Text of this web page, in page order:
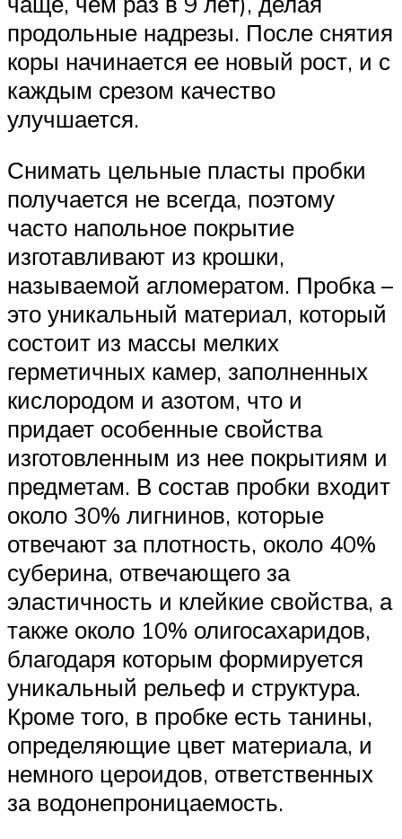
продольные надрезы. После снятия
коры начинается ее новый рост, и с
каждым срезом качество
улучшается.
Снимать цельные пласты пробки
получается не всегда, поэтому
часто напольное покрытие
изготавливают из крошки,
называемой агломератом. Пробка –
это уникальный материал, который
состоит из массы мелких
герметичных камер, заполненных
кислородом и азотом, что и
придает особенные свойства
изготовленным из нее покрытиям и
предметам. В состав пробки входит
около 30% лигнинов, которые
отвечают за плотность, около 40%
суберина, отвечающего за
эластичность и клейкие свойства, а
также около 10% олигосахаридов,
благодаря которым формируется
уникальный рельеф и структура.
Кроме того, в пробке есть танины,
определяющие цвет материала, и
немного цероидов, ответственных
за водонепроницаемость.